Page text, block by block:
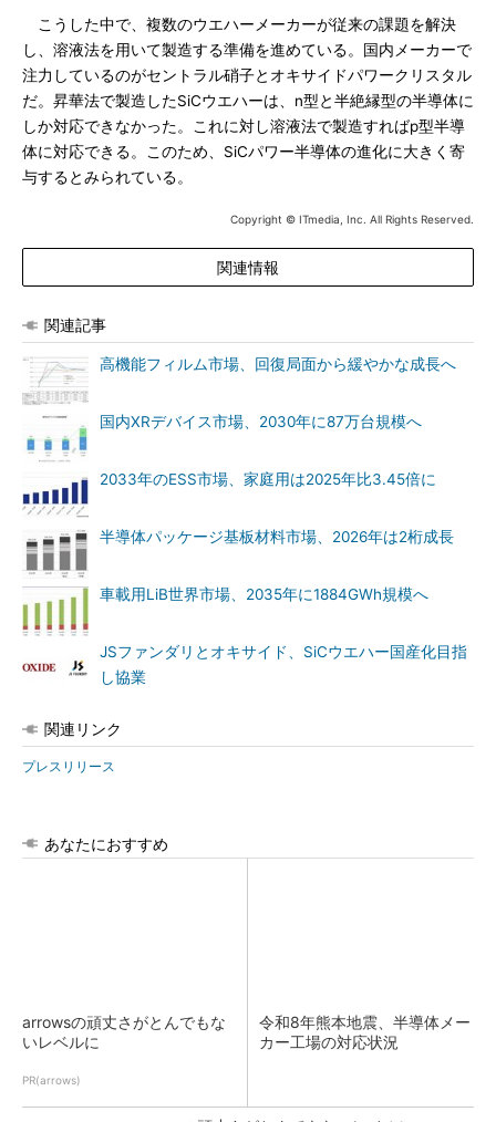
こうした中で、複数のウエハーメーカーが従来の課題を解決
し、溶液法を用いて製造する準備を進めている。国内メーカーで
注力しているのがセントラル硝子とオキサイドパワークリスタル
だ。昇華法で製造したSiCウエハーは、n型と半絶縁型の半導体に
しか対応できなかった。これに対し溶液法で製造すればp型半導
体に対応できる。このため、SiCパワー半導体の進化に大きく寄
与するとみられている。
Copyright © ITmedia, Inc. All Rights Reserved.
関連情報
関連記事
高機能フィルム市場、回復局面から緩やかな成長へ
国内XRデバイス市場、2030年に87万台規模へ
2033年のESS市場、家庭用は2025年比3.45倍に
半導体パッケージ基板材料市場、2026年は2桁成長
車載用LiB世界市場、2035年に1884GWh規模へ
JSファンダリとオキサイド、SiCウエハー国産化目指
し協業
関連リンク
プレスリリース
あなたにおすすめ
arrowsの頑丈さがとんでもな
いレベルに
PR(arrows)
令和8年熊本地震、半導体メー
カー工場の対応状況